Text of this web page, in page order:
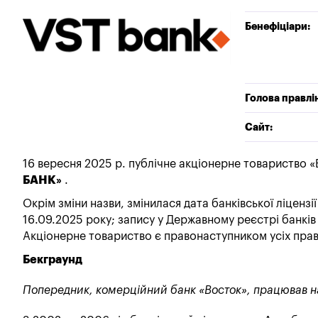
Бенефіціари:
Голова
Сайт:
16 вересня 2025 р. публічне акціонерне товариство
БАНК» .
Окрім зміни назви, змінилася дата банківської
16.09.2025 року; запису у Державному реєстрі
Акціонерне товариство є правонаступником усіх
Бекграунд
Попередник, комерційний банк «Восток», працював